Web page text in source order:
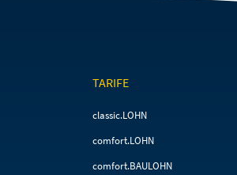
TARIFE
Navigation
classic.LOHN
comfort.LOHN
comfort.BAULOHN